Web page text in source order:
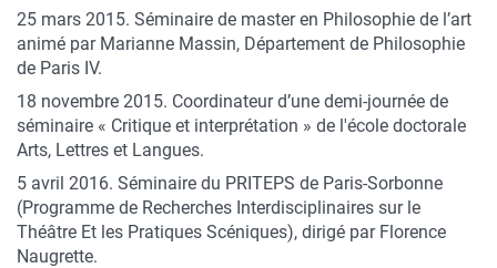
25 mars 2015. Séminaire de master en Philosophie de l’art
animé par Marianne Massin, Département de Philosophie
de Paris IV.
18 novembre 2015. Coordinateur d’une demi-journée de
séminaire « Critique et interprétation » de l'école doctorale
Arts, Lettres et Langues.
5 avril 2016. Séminaire du PRITEPS de Paris-Sorbonne
(Programme de Recherches Interdisciplinaires sur le
Théâtre Et les Pratiques Scéniques), dirigé par Florence
Naugrette.